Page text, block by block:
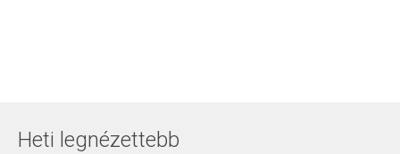
Heti legnézettebb